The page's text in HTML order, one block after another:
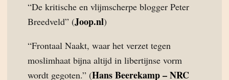
“De kritische en vlijmscherpe blogger Peter
Breedveld” (Joop.nl)
“Frontaal Naakt, waar het verzet tegen
moslimhaat bijna altijd in libertijnse vorm
wordt gegoten.” (Hans Beerekamp – NRC